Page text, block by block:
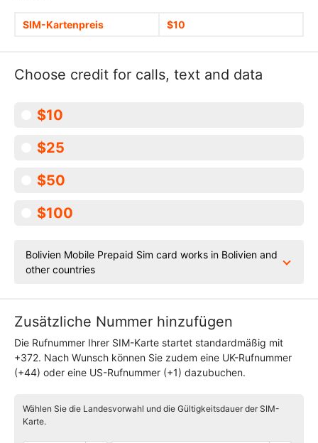
SIM-Kartenpreis $10
Choose credit for calls, text and data
$10
$25
$50
$100
Bolivien Mobile Prepaid Sim card works in Bolivien and
other countries
Zusätzliche Nummer hinzufügen
Die Rufnummer Ihrer SIM-Karte startet standardmäßig mit
+372. Nach Wunsch können Sie zudem eine UK-Rufnummer
(+44) oder eine US-Rufnummer (+1) dazubuchen.
Wählen Sie die Landesvorwahl und die Gültigkeitsdauer der SIM-
Karte.